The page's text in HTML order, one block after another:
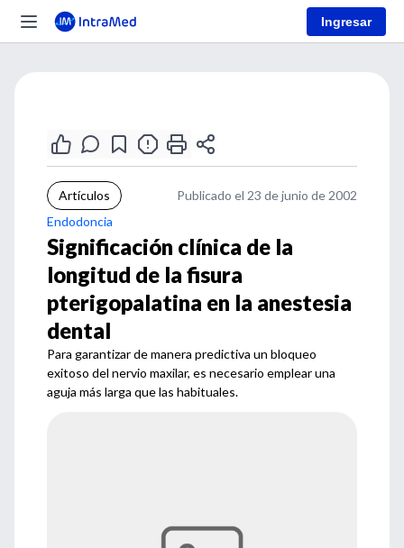
Ingresar
Artículos
Publicado el 23 de junio de 2002
Endodoncia
Significación clínica de la
longitud de la fisura
pterigopalatina en la anestesia
dental
Para garantizar de manera predictiva un bloqueo
exitoso del nervio maxilar, es necesario emplear una
aguja más larga que las habituales.